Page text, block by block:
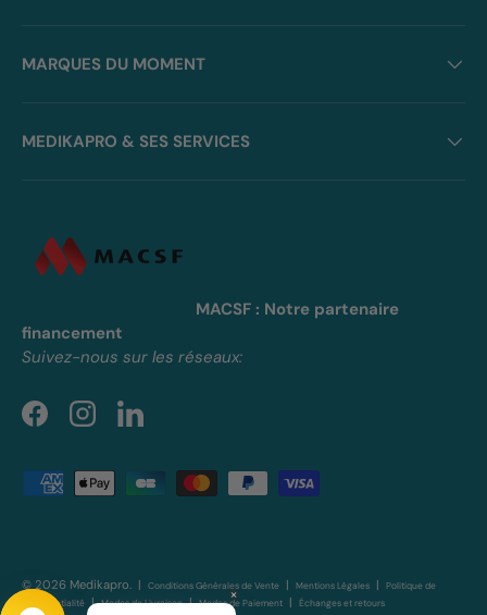
MARQUES DU MOMENT
MEDIKAPRO & SES SERVICES
MACSF : Notre partenaire
financement
Suivez-nous sur les réseaux:
FacebookInstagramLinkedIn
Moyens de paiement acceptés
© 2026 Medikapro. | Conditions Générales de Vente | Mentions Légales |
Politique de
Confidentialité |Modes de Livraison|Modes de Paiement | Échanges et retours